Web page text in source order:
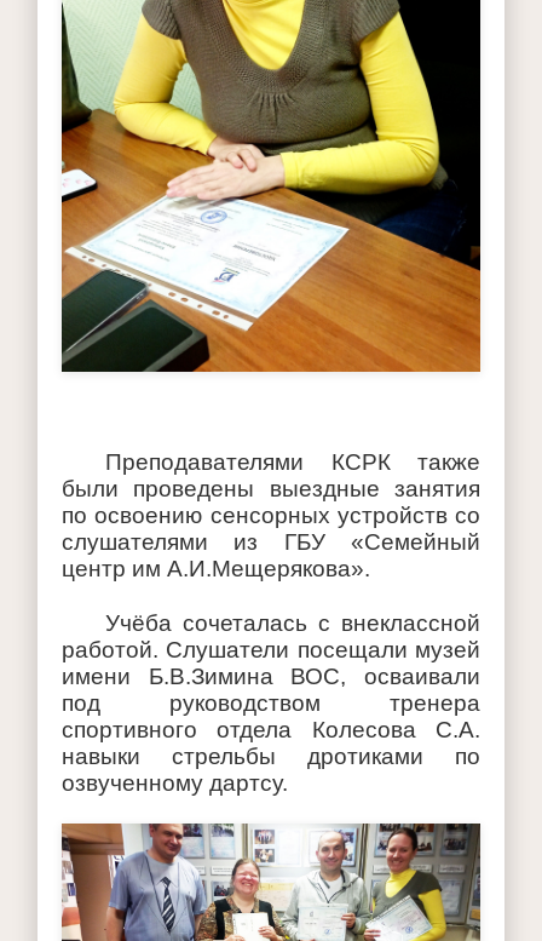
Преподавателями КСРК также
были проведены выездные занятия
по освоению сенсорных устройств со
слушателями из ГБУ «Семейный
центр им А.И.Мещерякова».
Учёба сочеталась с внеклассной
работой. Слушатели посещали музей
имени Б.В.Зимина ВОС, осваивали
под руководством тренера
спортивного отдела Колесова С.А.
навыки стрельбы дротиками по
озвученному дартсу.